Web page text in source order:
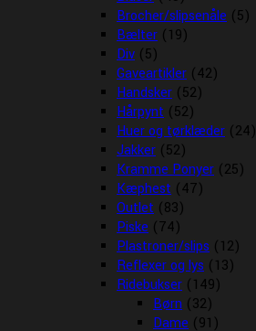
Brocher/slipsenåle (5)
Bælter (19)
Div (5)
Gaveartikler (42)
Handsker (52)
Hårpynt (52)
Huer og tørklæder (24)
Jakker (52)
Kramme Ponyer (25)
Kæphest (47)
Outlet (83)
Piske (74)
Plastroner/slips (12)
Reflexer og lys (13)
Ridebukser (149)
Børn (32)
Dame (91)